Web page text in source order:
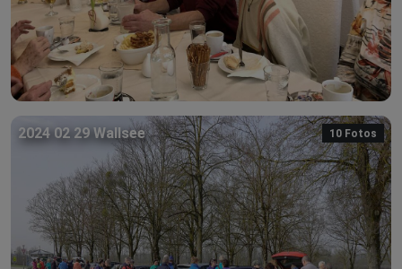
2024 02 29 Wallsee 10 Fotos